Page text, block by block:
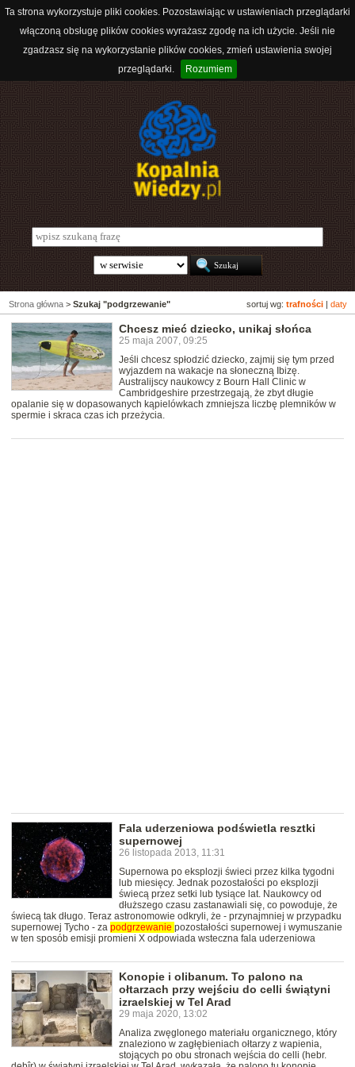
Ta strona wykorzystuje pliki cookies. Pozostawiając w ustawieniach przeglądarki
włączoną obsługę plików cookies wyrażasz zgodę na ich użycie. Jeśli nie
zgadzasz się na wykorzystanie plików cookies, zmień ustawienia swojej
przeglądarki.
Rozumiem
sortuj wg: trafności daty
Strona główna > Szukaj "podgrzewanie"
Chcesz mieć dziecko, unikaj słońca
25 maja 2007, 09:25
Jeśli chcesz spłodzić dziecko, zajmij się tym przed
wyjazdem na wakacje na słoneczną Ibizę.
Australijscy naukowcy z Bourn Hall Clinic w
Cambridgeshire przestrzegają, że zbyt długie
opalanie się w dopasowanych kąpielówkach zmniejsza liczbę plemników w
spermie i skraca czas ich przeżycia.
Fala uderzeniowa podświetla resztki
supernowej
26 listopada 2013, 11:31
Supernowa po eksplozji świeci przez kilka tygodni
lub miesięcy. Jednak pozostałości po eksplozji
świecą przez setki lub tysiące lat. Naukowcy od
dłuższego czasu zastanawiali się, co powoduje, że
świecą tak długo. Teraz astronomowie odkryli, że - przynajmniej w przypadku
supernowej Tycho - za podgrzewanie pozostałości supernowej i wymuszanie
w ten sposób emisji promieni X odpowiada wsteczna fala uderzeniowa
Konopie i olibanum. To palono na
ołtarzach przy wejściu do celli świątyni
izraelskiej w Tel Arad
29 maja 2020, 13:02
Analiza zwęglonego materiału organicznego, który
znaleziono w zagłębieniach ołtarzy z wapienia,
stojących po obu stronach wejścia do celli (hebr.